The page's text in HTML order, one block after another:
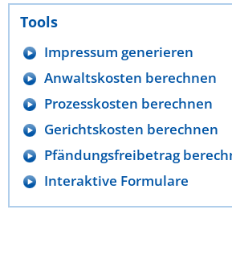
Tools
Impressum generieren
Anwaltskosten berechnen
Prozesskosten berechnen
Gerichtskosten berechnen
Pfändungsfreibetrag
Interaktive Formulare